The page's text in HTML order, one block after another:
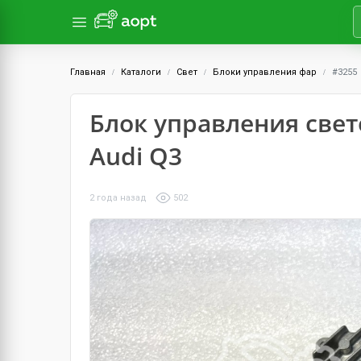
Главная Каталоги Свет Блоки управления фар #3255
Блок управления
Audi Q3
2 года назад 502